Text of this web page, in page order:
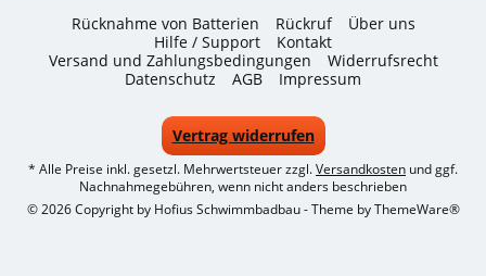
Rücknahme von Batterien Rückruf
Über uns
Hilfe / Support
Kontakt
Versand und Zahlungsbedingungen
Widerrufsrecht
Datenschutz
AGB Impressum
Vertrag widerrufen
* Alle Preise inkl. gesetzl. Mehrwertsteuer zzgl.Versandkosten und ggf.
Nachnahmegebühren, wenn nicht anders beschrieben
© 2026 Copyright by Hofius Schwimmbadbau - Theme byThemeWare®